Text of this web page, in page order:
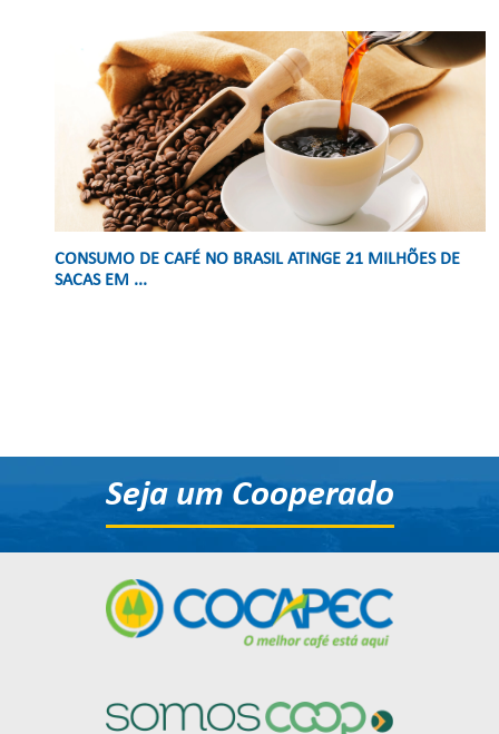
CONSUMO DE CAFÉ NO BRASIL ATINGE 21 MILHÕES DE
SACAS EM ...
Seja um Cooperado